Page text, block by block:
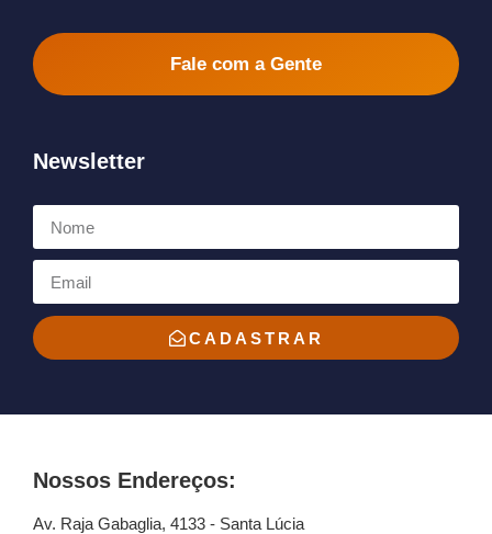
Nossos Endereços:
Av. Raja Gabaglia, 4133 - Santa Lúcia
Fale com a Gente
Newsletter
CADASTRAR